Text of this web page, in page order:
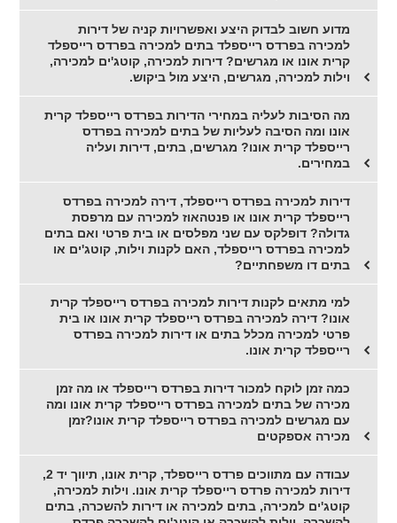
מדוע חשוב לבדוק היצע ואפשרויות קניה של דירות
למכירה בפרדס רייספלד בתים למכירה בפרדס רייספלד
קרית אונו או מגרשים? דירות למכירה, קוטג'ים למכירה,
וילות למכירה, מגרשים, היצע מול ביקוש.
מה הסיבות לעליה במחירי הדירות בפרדס רייספלד קרית
אונו ומה הסיבה לעליות של בתים למכירה בפרדס
רייספלד קרית אונו? מגרשים, בתים, דירות ועליה
במחירים.
דירות למכירה בפרדס רייספלד, דירה למכירה בפרדס
רייספלד קרית אונו או פנטהאוז למכירה עם מרפסת
גדולה? דופלקס עם שני מפלסים או בית פרטי ואם בתים
למכירה בפרדס רייספלד, האם לקנות וילות, קוטג'ים או
בתים דו משפחתיים?
למי מתאים לקנות דירות למכירה בפרדס רייספלד קרית
אונו? דירה למכירה בפרדס רייספלד קרית אונו או בית
פרטי למכירה מכלל בתים או דירות למכירה בפרדס
רייספלד קרית אונו.
כמה זמן לוקח למכור דירות בפרדס רייספלד או מה זמן
מכירה של בתים למכירה בפרדס רייספלד קרית אונו ומה
עם מגרשים למכירה בפרדס רייספלד קרית אונו?זמן
מכירה אספקטים
עבודה עם מתווכים פרדס רייספלד, קרית אונו, תיווך יד 2,
דירות למכירה פרדס רייספלד קרית אונו. וילות למכירה,
קוטג'ים למכירה, בתים למכירה או דירות להשכרה, בתים